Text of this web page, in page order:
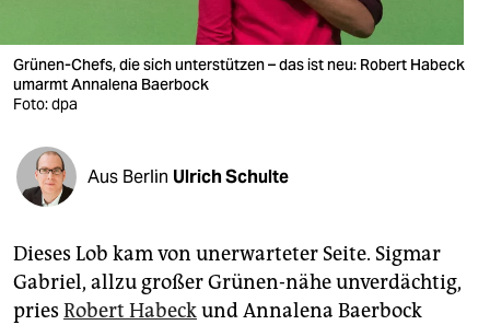
verlag
veranstaltungen
fragen & hilfe
abo
genossenschaft
Grünen-Chefs, die sich unterstützen – das ist neu: Robert Habeck
umarmt Annalena Baerbock
Foto: dpa
Aus Berlin Ulrich Schulte
Dieses Lob kam von unerwarteter Seite. Sigmar
Gabriel, allzu großer Grünen-nähe unverdächtig,
pries Robert Habeckund Annalena Baerbock